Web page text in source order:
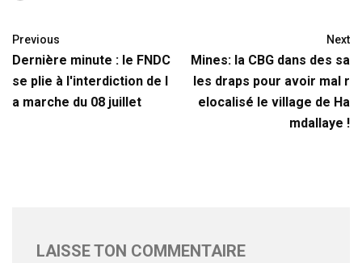
Previous
Dernière minute : le FNDC
se plie à l'interdiction de l
a marche du 08 juillet
Next
Mines: la CBG dans des sa
les draps pour avoir mal r
elocalisé le village de Ha
mdallaye !
LAISSE TON COMMENTAIRE